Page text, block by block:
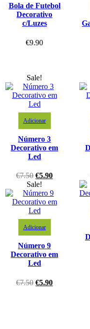
Bola de Futebol
Decorativo
c/Luzes
€9.90
Sale!
Adicionar
Número 3
Decorativo em
Led
€7.50 €5.90
Sale!
Adicionar
Número 9
Decorativo em
Led
€7.50 €5.90